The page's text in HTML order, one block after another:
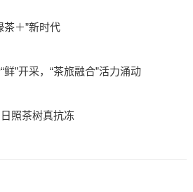
茶＋”新时代
鲜”开采，“茶旅融合”活力涌动
照茶树真抗冻